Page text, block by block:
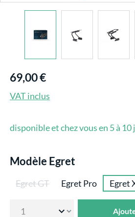
69,00 €
VAT inclus
disponible et chez vous en 5 à
Sélectionnez
Modèle Egret
Egret GT(Cette option n'est pas disponible
Egret Pro Egret